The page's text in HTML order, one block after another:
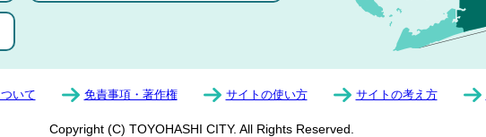
いて 免責事項・著作権 サイトの使い方 サイトの考え方
Copyright (C) TOYOHASHI CITY. All Rights Reserved.